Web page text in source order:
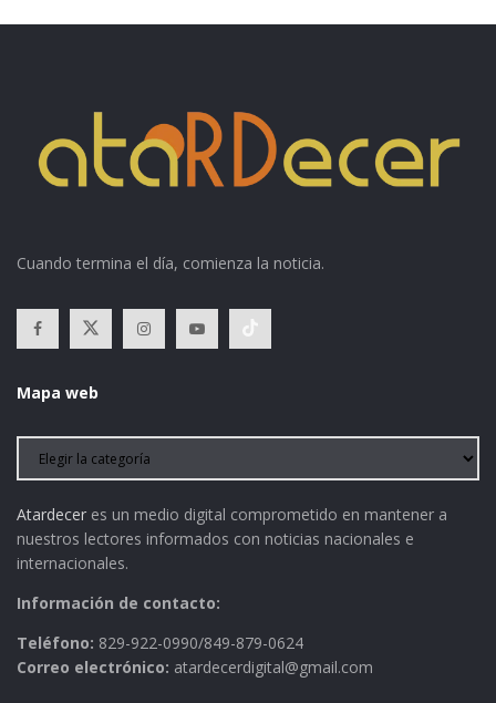
Cuando termina el día, comienza la noticia.
Mapa web
Atardecer es un medio digital comprometido en mantener a
nuestros lectores informados con noticias nacionales e
internacionales.
Información de contacto:
Teléfono: 829-922-0990/849-879-0624
Correo electrónico: atardecerdigital@gmail.com